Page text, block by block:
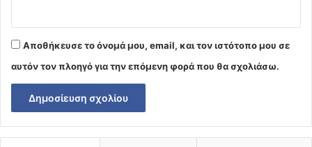
Αποθήκευσε το όνομά μου, email, και τον ιστότοπο μου σε
αυτόν τον πλοηγό για την επόμενη φορά που θα σχολιάσω.